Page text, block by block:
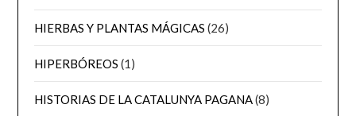
HIERBAS Y PLANTAS MÁGICAS (26)
HIPERBÓREOS (1)
HISTORIAS DE LA CATALUNYA PAGANA(8)